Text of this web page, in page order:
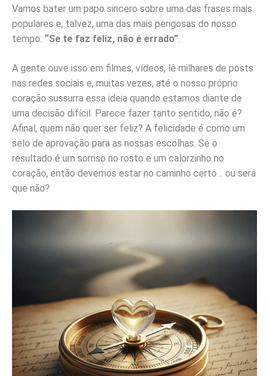
Vamos bater um papo sincero sobre uma das frases mais
populares e, talvez, uma das mais perigosas do nosso
tempo: “Se te faz feliz, não é errado”
A gente ouve isso em filmes, vídeos, lê milhares de posts
nas redes sociais e, muitas vezes, até o nosso próprio
coração sussurra essa ideia quando estamos diante de
uma decisão difícil. Parece fazer tanto sentido, não é?
Afinal, quem não quer ser feliz? A felicidade é como um
selo de aprovação para as nossas escolhas. Se o
resultado é um sorriso no rosto e um calorzinho no
coração, então devemos estar no caminho certo… ou será
que não?